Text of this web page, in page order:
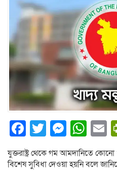
Facebook
Twitter
যুক্তরাষ্ট্র থেকে গম আমদানিতে
বিশেষ সুবিধা দেওয়া হয়নি বলে